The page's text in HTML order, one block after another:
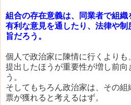
組合の存在意義は、同業者で組
有利な意見を通したり、法律や
旨だろう。
個人で政治家に陳情に行くよりも
提出したほうが重要性が増し前向
う。
そしてもちろん政治家は、その
票が獲れると考えるはず。